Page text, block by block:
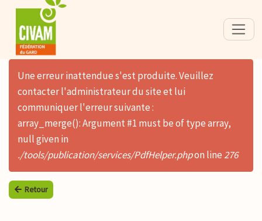
Une erreur inattendue s'est produite. Veuillez
contacter l'administrateur du site et lui
communiquer l'erreur suivante :
array_merge(): Argument #1 must be of type array,
null given in
./tools/publication/services/PdfHelper.phpon line276
Retour